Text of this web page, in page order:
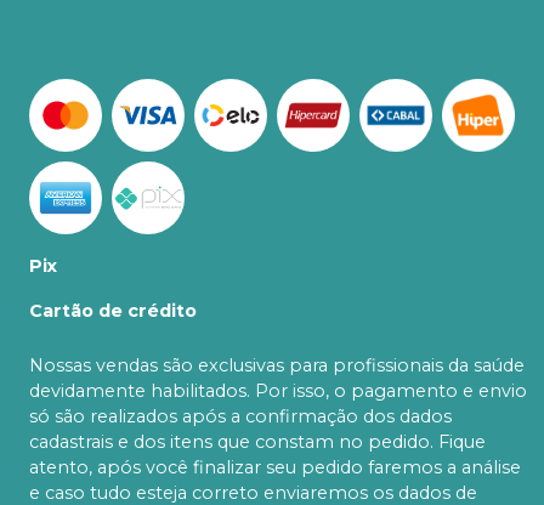
Pix
Cartão de crédito
Nossas vendas são exclusivas para profissionais da saúde
devidamente habilitados. Por isso, o pagamento e envio
só são realizados após a confirmação dos dados
cadastrais e dos itens que constam no pedido. Fique
atento, após você finalizar seu pedido faremos a análise
e caso tudo esteja correto enviaremos os dados de